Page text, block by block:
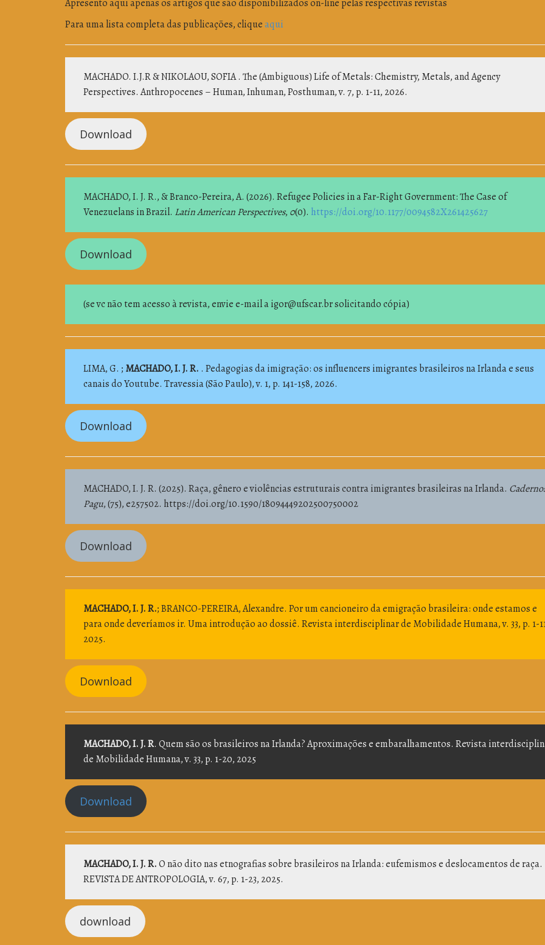
Apresento aqui apenas os artigos que são disponibilizados on-line pelas respectivas revistas
Para uma lista completa das publicações, clique aqui
MACHADO. I.J.R & NIKOLAOU, SOFIA . The (Ambiguous) Life of Metals: Chemistry, Metals, and Agency
Perspectives. Anthropocenes – Human, Inhuman, Posthuman, v. 7, p. 1-11, 2026.
Download
MACHADO, I. J. R., & Branco-Pereira, A. (2026). Refugee Policies in a Far-Right Government: The Case of
Venezuelans in Brazil. Latin American Perspectives, 0(0). https://doi.org/10.1177/0094582X261425627
Download
(se vc não tem acesso à revista, envie e-mail a igor@ufscar.br solicitando cópia)
LIMA, G. ; MACHADO, I. J. R. . Pedagogias da imigração: os influencers imigrantes brasileiros na Irlanda e seus
canais do Youtube. Travessia (São Paulo), v. 1, p. 141-158, 2026.
Download
MACHADO, I. J. R. (2025). Raça, gênero e violências estruturais contra imigrantes brasileiras na Irlanda.
Pagu, (75), e257502. https://doi.org/10.1590/18094449202500750002
Download
MACHADO, I. J. R.; BRANCO-PEREIRA, Alexandre. Por um cancioneiro da emigração brasileira: onde estamos e
para onde deveríamos ir. Uma introdução ao dossiê. Revista interdisciplinar de Mobilidade Humana, v. 33, p. 1-
2025.
Download
MACHADO, I. J. R. Quem são os brasileiros na Irlanda? Aproximações e embaralhamentos. Revista
de Mobilidade Humana, v. 33, p. 1-20, 2025
Download
MACHADO, I. J. R.O não dito nas etnografias sobre brasileiros na Irlanda: eufemismos e deslocamentos de raça.
REVISTA DE ANTROPOLOGIA, v. 67, p. 1-23, 2025.
download